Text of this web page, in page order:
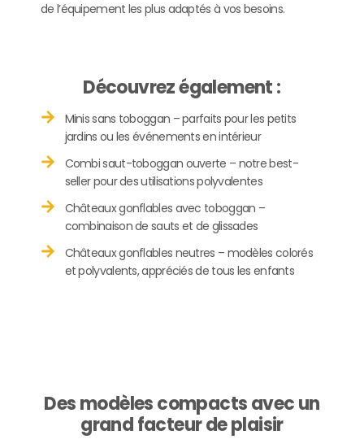
de l’équipement les plus adaptés à vos besoins.
Découvrez également :
Minis sans toboggan – parfaits pour les petits
jardins ou les événements en intérieur
Combi saut-toboggan ouverte – notre best-
seller pour des utilisations polyvalentes
Châteaux gonflables avec toboggan –
combinaison de sauts et de glissades
Châteaux gonflables neutres – modèles colorés
et polyvalents, appréciés de tous les enfants
Des modèles compacts avec un
grand facteur de plaisir